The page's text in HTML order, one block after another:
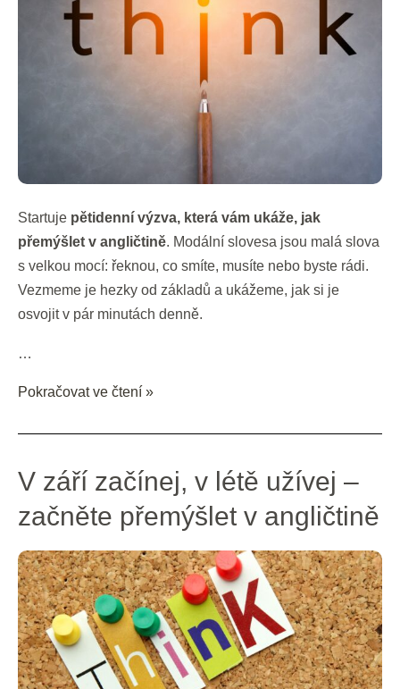
Startuje pětidenní výzva, která vám ukáže, jak
přemýšlet v angličtině. Modální slovesa jsou malá slova
s velkou mocí: řeknou, co smíte, musíte nebo byste rádi.
Vezmeme je hezky od základů a ukážeme, jak si je
osvojit v pár minutách denně.
…
Pokračovat ve čtení »
V září začínej, v létě užívej –
začněte přemýšlet v angličtině
V
začínej,
v
létě
užívej
–
začněte
přemýšlet